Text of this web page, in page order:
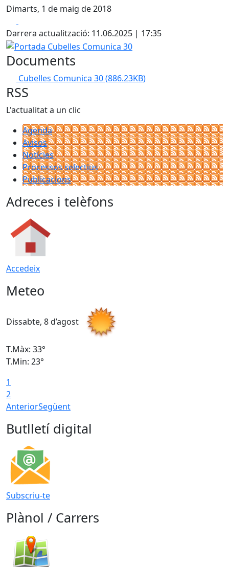
Dimarts, 1 de maig de 2018
Darrera actualització: 11.06.2025 | 17:35
Portada Cubelles Comunica 30
Documents
Cubelles Comunica 30(886.23KB)
RSS
L'actualitat a un clic
Agenda
Avisos
Notícies
Processos selectius
Publicacions
Adreces i telèfons
Accedeix
Meteo
Dissabte, 8 d’agost
T.Màx: 33°
T.Min: 23°
1
2
AnteriorSegüent
Butlletí digital
Subscriu-te
Plànol / Carrers